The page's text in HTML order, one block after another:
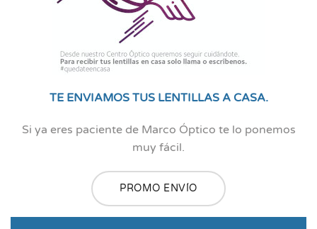
TE ENVIAMOS TUS LENTILLAS A CASA.
Si ya eres paciente de Marco Óptico te lo ponemos
muy fácil.
PROMO ENVÍO